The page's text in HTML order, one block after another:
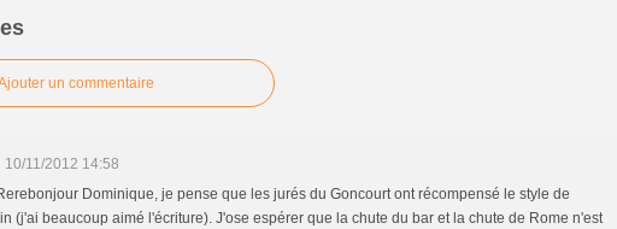
un commentaire
10/11/2012 14:58
Dominique, je pense que les jurés du Goncourt ont récompensé le style de
(j'ai beaucoup aimé l'écriture). J'ose espérer que la chute du bar et la chute de Rome n'est